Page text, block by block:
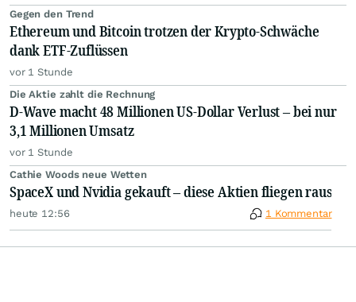
Gegen den Trend
Ethereum und Bitcoin trotzen der Krypto-Schwäche
dank ETF-Zuflüssen
vor 1 Stunde
Die Aktie zahlt die Rechnung
D-Wave macht 48 Millionen US-Dollar Verlust – bei nur
3,1 Millionen Umsatz
vor 1 Stunde
Cathie Woods neue Wetten
SpaceX und Nvidia gekauft – diese Aktien fliegen raus
heute 12:56 1 Kommentar